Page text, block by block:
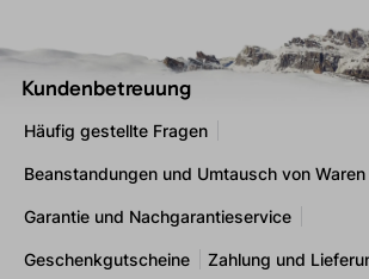
Kundenbetreuung
Häufig gestellte Fragen
Beanstandungen und Umtausch von Waren
Garantie und Nachgarantieservice
Geschenkgutscheine Zahlung und